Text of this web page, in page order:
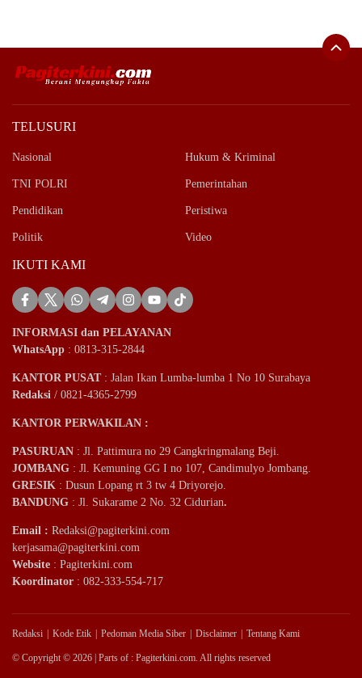
TELUSURI
Nasional Hukum & Kriminal
TNI POLRI Pemerintahan
Pendidikan Peristiwa
Politik Video
IKUTI KAMI
INFORMASI dan PELAYANAN
WhatsApp : 0813-315-2844
KANTOR PUSAT: Jalan Ikan Lumba-lumba 1 No 10 Surabaya
Redaksi / 0821-4365-2799
KANTOR PERWAKILAN :
PASURUAN : Jl. Pattimura no 29 Cangkringmalang Beji.
JOMBANG : Jl. Kemuning GG I no 107, Candimulyo Jombang.
GRESIK : Dusun Lopang rt 3 tw 4 Driyorejo.
BANDUNG : Jl. Sukarame 2 No. 32 Cidurian.
Email : Redaksi@pagiterkini.com
kerjasama@pagiterkini.com
Website : Pagiterkini.com
Koordinator : 082-333-554-717
Redaksi Kode Etik Pedoman Media Siber Disclaimer Tentang Kami
© Copyright © 2026 | Parts of : Pagiterkini.com. All rights reserved